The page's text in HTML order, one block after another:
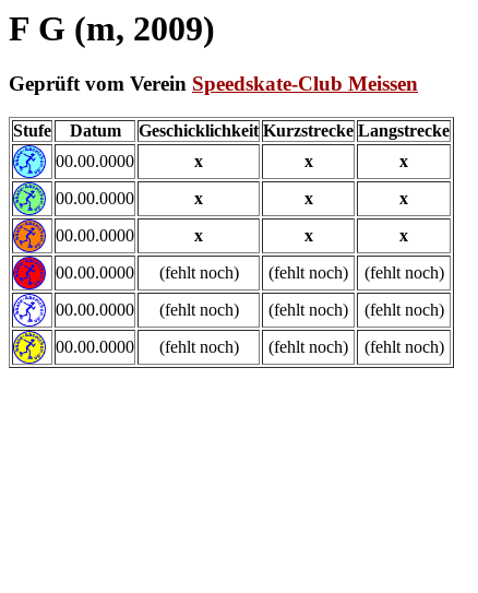
F G (m, 2009)
Geprüft vom Verein Speedskate-Club Meissen
Stufe Datum Geschicklichkeit Kurzstrecke Langstrecke
00.00.0000
x x
x
00.00.0000
x x
x
00.00.0000
x x
x
00.00.0000
(fehlt noch) (fehlt noch)
(fehlt noch)
00.00.0000
(fehlt noch) (fehlt noch)
(fehlt noch)
00.00.0000
(fehlt noch) (fehlt noch) (fehlt noch)